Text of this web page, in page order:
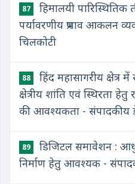
87
हिमालयी पारिस्थितिक
पर्यावरणीय प्रभाव आकलन
चिलकोटी
88
हिंद महासागरीय क्षेत्र में
क्षेत्रीय शांति एवं स्थिरता
की आवश्यकता - संपादकीय
89
डिजिटल समावेशन :
निर्माण हेतु आवश्यक -